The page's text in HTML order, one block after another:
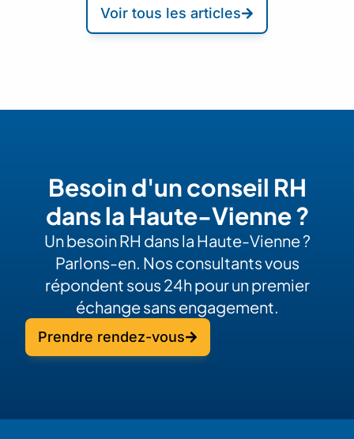
Voir tous les articles
Besoin d'un conseil RH
dans la Haute-Vienne ?
Un besoin RH dans la Haute-Vienne ?
Parlons-en. Nos consultants vous
répondent sous 24h pour un premier
échange sans engagement.
Prendre rendez-vous